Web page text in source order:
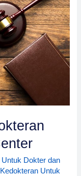
Dokter dan
Untuk